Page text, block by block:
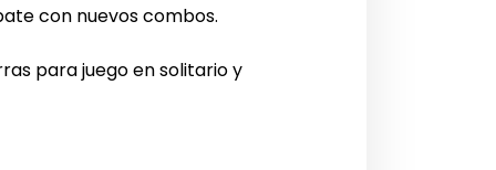
con nuevos combos.
para juego en solitario y